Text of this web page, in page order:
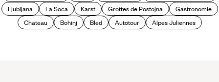
Ljubljana
La Soca Karst Grottes de Postojna
Gastronomie
Chateau
Bohinj Bled Autotour Alpes Juliennes